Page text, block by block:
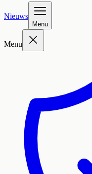
Nieuws
Menu
Menu